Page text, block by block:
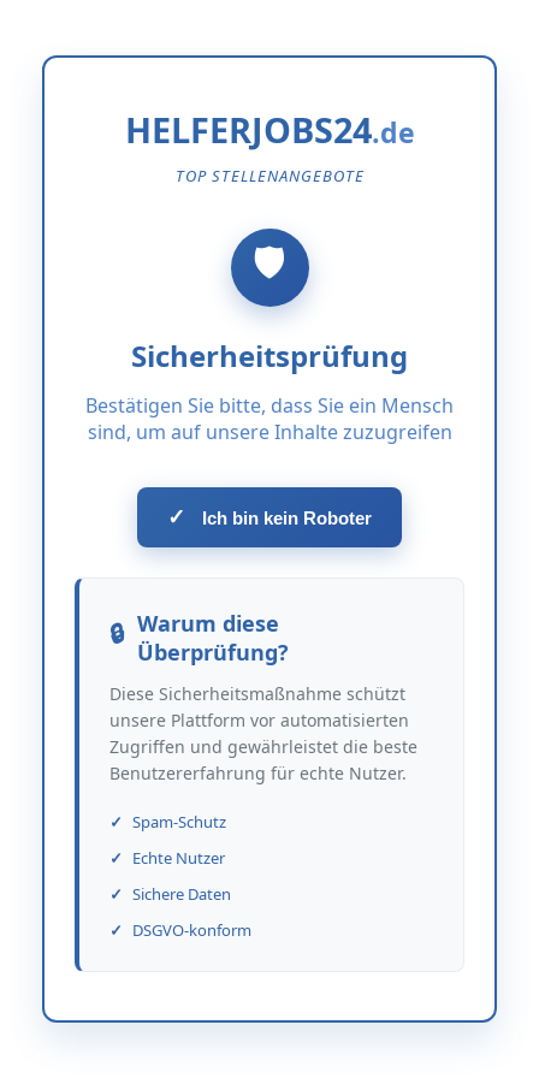
HELFERJOBS24
TOP STELLENANGEBOTE
Sicherheitsprüfung
Bestätigen Sie bitte, dass Sie ein Mensch
sind, um auf unsere Inhalte zuzugreifen
✓ Ich bin kein Roboter
Warum diese
Überprüfung?
Diese Sicherheitsmaßnahme schützt
unsere Plattform vor automatisierten
Zugriffen und gewährleistet die beste
Benutzererfahrung für echte Nutzer.
Spam-Schutz
Echte Nutzer
Sichere Daten
DSGVO-konform